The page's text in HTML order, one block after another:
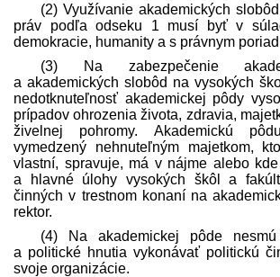
(2) Využívanie akademických
práv podľa odseku 1 musí byť v
demokracie, humanity a s právnym
(3) Na zabezpečenie
a akademických slobôd na vysokých
nedotknuteľnosť akademickej pôdy
prípadov ohrozenia života, zdravia,
živelnej pohromy. Akademickú
vymedzený nehnuteľným majetkom,
vlastní, spravuje, má v nájme alebo
a hlavné úlohy vysokých škôl a
činných v trestnom konaní na
rektor.
(4) Na akademickej pôde
a politické hnutia vykonávať politickú
svoje organizácie.